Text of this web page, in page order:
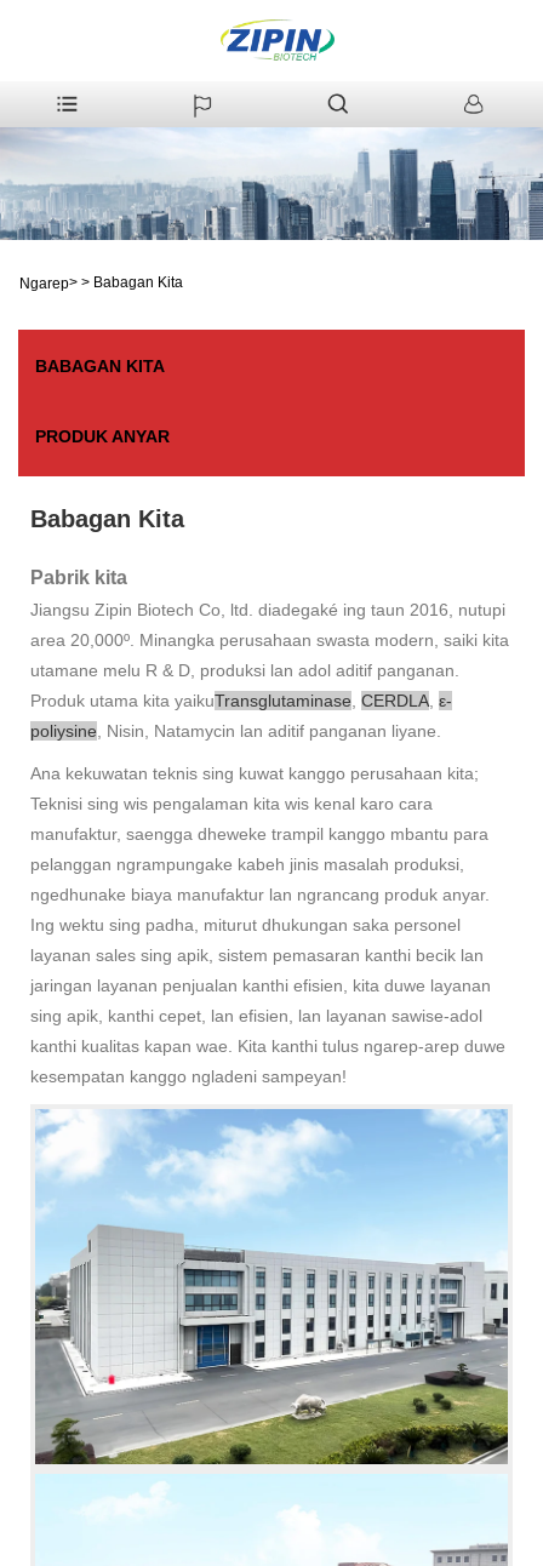
Ngarep> > Babagan Kita
BABAGAN KITA
PRODUK ANYAR
Babagan Kita
Pabrik kita
Jiangsu Zipin Biotech Co, ltd. diadegaké ing taun 2016, nutupi
area 20,000º. Minangka perusahaan swasta modern, saiki kita
utamane melu R & D, produksi lan adol aditif panganan.
Produk utama kita yaikuTransglutaminase, CERDLA, ε-
poliysine, Nisin, Natamycin lan aditif panganan liyane.
Ana kekuwatan teknis sing kuwat kanggo perusahaan kita;
Teknisi sing wis pengalaman kita wis kenal karo cara
manufaktur, saengga dheweke trampil kanggo mbantu para
pelanggan ngrampungake kabeh jinis masalah produksi,
ngedhunake biaya manufaktur lan ngrancang produk anyar.
Ing wektu sing padha, miturut dhukungan saka personel
layanan sales sing apik, sistem pemasaran kanthi becik lan
jaringan layanan penjualan kanthi efisien, kita duwe layanan
sing apik, kanthi cepet, lan efisien, lan layanan sawise-adol
kanthi kualitas kapan wae. Kita kanthi tulus ngarep-arep duwe
kesempatan kanggo ngladeni sampeyan!